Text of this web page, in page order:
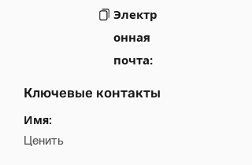
Электр
онная
почта:
Ключевые контакты
Имя:
Ценить